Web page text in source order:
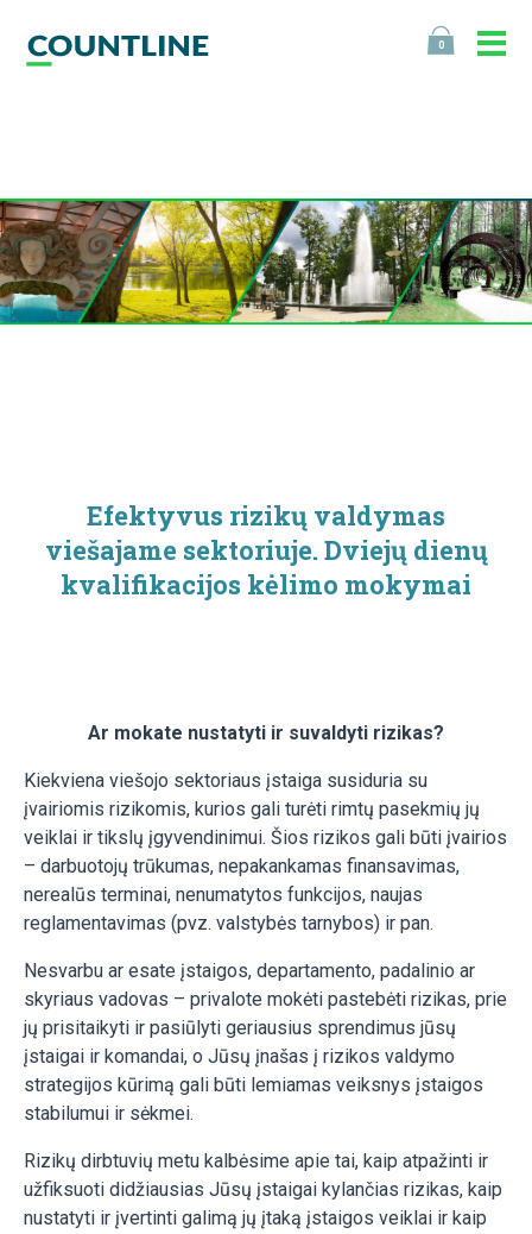
0
Efektyvus rizikų valdymas
viešajame sektoriuje. Dviejų dienų
kvalifikacijos kėlimo mokymai
Ar mokate nustatyti ir suvaldyti rizikas?
Kiekviena viešojo sektoriaus įstaiga susiduria su
įvairiomis rizikomis, kurios gali turėti rimtų pasekmių jų
veiklai ir tikslų įgyvendinimui. Šios rizikos gali būti įvairios
– darbuotojų trūkumas, nepakankamas finansavimas,
nerealūs terminai, nenumatytos funkcijos, naujas
reglamentavimas (pvz. valstybės tarnybos) ir pan.
Nesvarbu ar esate įstaigos, departamento, padalinio ar
skyriaus vadovas – privalote mokėti pastebėti rizikas, prie
jų prisitaikyti ir pasiūlyti geriausius sprendimus jūsų
įstaigai ir komandai, o Jūsų įnašas į rizikos valdymo
strategijos kūrimą gali būti lemiamas veiksnys įstaigos
stabilumui ir sėkmei.
Rizikų dirbtuvių metu kalbėsime apie tai, kaip atpažinti ir
užfiksuoti didžiausias Jūsų įstaigai kylančias rizikas, kaip
nustatyti ir įvertinti galimą jų įtaką įstaigos veiklai ir kaip